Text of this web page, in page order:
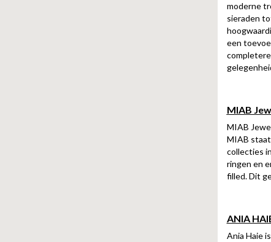
moderne
sieraden
een
MIAB
MIAB
MIAB
collecties
ringen en
filled. Dit
ANIA
Ania Haie